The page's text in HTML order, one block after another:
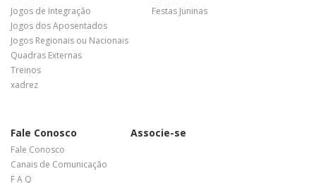
Jogos de Integração
Jogos dos Aposentados
Jogos Regionais ou Nacionais
Quadras Externas
Treinos
xadrez
Festas Juninas
Fale Conosco
Fale Conosco
Canais de Comunicação
F A Q
Associe-se